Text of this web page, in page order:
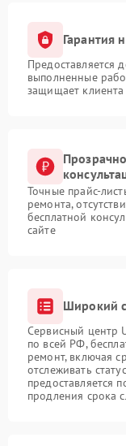
Гарантия
Предоставляется
выполненные
защищает
Точные прайс-
ремонта,
бесплатной
сайте
Широкий
Сервисный центр
по всей РФ,
ремонт, включая
отслеживать
предоставляется
продления срока